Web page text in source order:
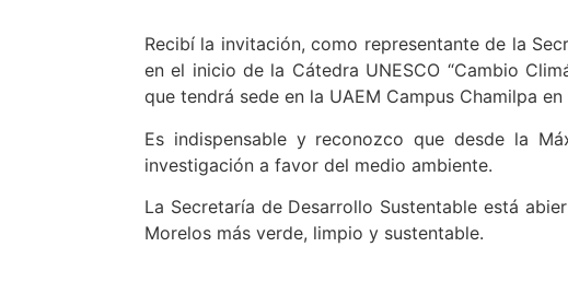
Recibí la invitación, como representante de la
en el inicio de la Cátedra UNESCO “Cambio
que tendrá sede en la UAEM Campus Chamilpa
Es indispensable y reconozco que desde la
investigación a favor del medio ambiente.
La Secretaría de Desarrollo Sustentable está
Morelos más verde, limpio y sustentable.